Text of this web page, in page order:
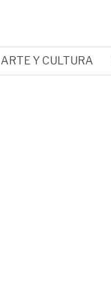
ARTE Y CULTURA